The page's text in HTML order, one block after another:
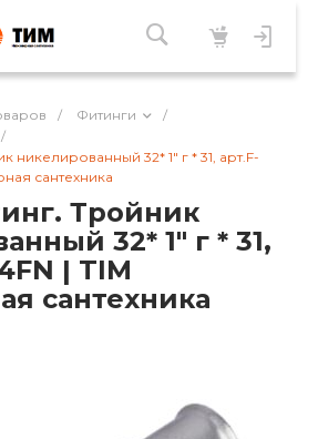
/ Фитинги
/
/
никелированный 32* 1" г * 31, арт.F-
сантехника
Тройник
32* 1" г * 31,
| TIM
сантехника